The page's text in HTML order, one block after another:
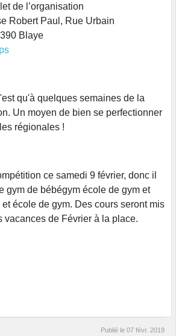
de l’organisation
Robert Paul, Rue Urbain
Blaye
qu'à quelques semaines de la
Un moyen de bien se perfectionner
régionales !
ce samedi 9 février, donc il
gym de bébégym école de gym et
école de gym. Des cours seront mis
vacances de Février à la place.
Publié le 07 févr. 2019